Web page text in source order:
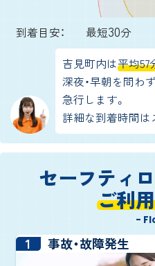
到着目安： 最短30分
吉見町内は平均57
深夜・早朝を問わ
急行します。
詳細な到着時間は
セーフティ
ご利
-
1 事故・故障発生